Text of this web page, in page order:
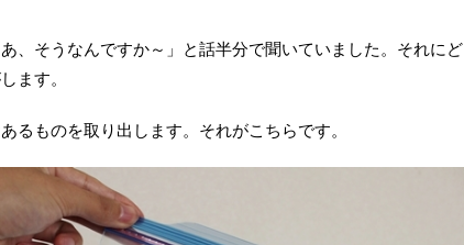
、そうなんですか～」と話半分で聞いていました。それにど
ます。
るものを取り出します。それがこちらです。